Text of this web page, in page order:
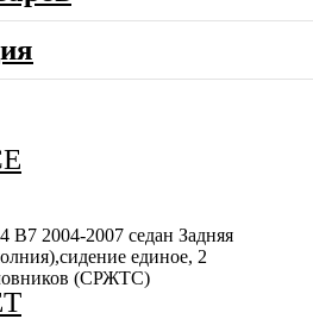
2004-2007 седан Задняя
единое, 2
(СРЖТС)